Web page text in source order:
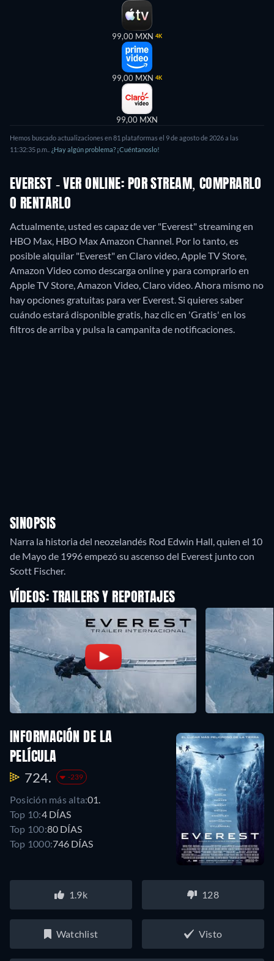
99,00 MXN 4K
99,00 MXN 4K
99,00 MXN
Hemos buscado actualizaciones en81 plataformas el 9 de agosto de 2026a las
11:32:35 p.m.
¿Hay algún problema? ¡Cuéntanoslo!
EVEREST - VER ONLINE: POR STREAM, COMPRARLO
O RENTARLO
Actualmente, usted es capaz de ver "Everest" streaming en
HBO Max, HBO Max Amazon Channel. Por lo tanto, es
posible alquilar "Everest" en Claro video, Apple TV Store,
Amazon Video como descarga online y para comprarlo en
Apple TV Store, Amazon Video, Claro video.Ahora mismo no
hay opciones gratuitas para ver Everest. Si quieres saber
cuándo estará disponible gratis, haz clic en 'Gratis' en los
filtros de arriba y pulsa la campanita de notificaciones.
SINOPSIS
Narra la historia del neozelandés Rod Edwin Hall, quien el 10
de Mayo de 1996 empezó su ascenso del Everest junto con
Scott Fischer.
VÍDEOS: TRAILERS Y REPORTAJES
INFORMACIÓN DE LA
PELÍCULA
724. -239
Posición más alta:01.
Top 10:4 DÍAS
Top 100:80 DÍAS
Top 1000:746 DÍAS
1.9k 128
Watchlist Visto